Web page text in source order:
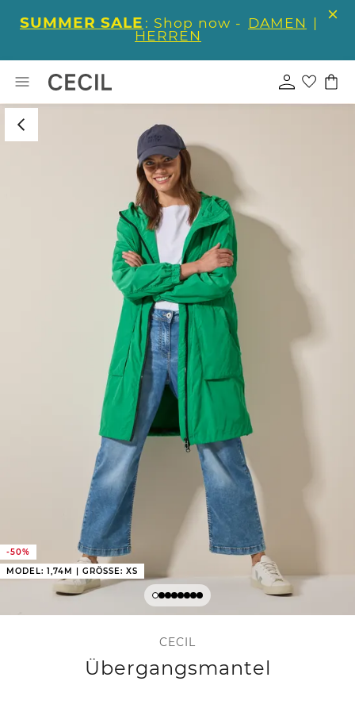
SUMMER SALE : Shop now - DAMEN |
HERREN
-50%
MODEL: 1,74M | GRÖSSE: XS
CECIL
Übergangsmantel